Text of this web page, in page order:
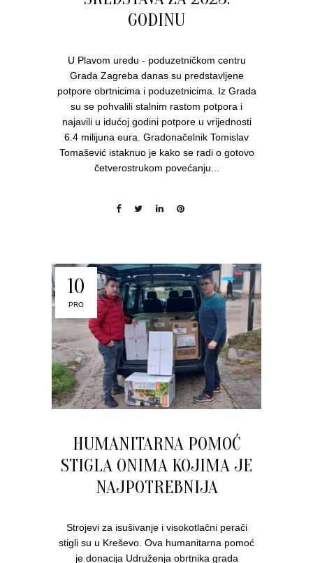
GODINU
U Plavom uredu - poduzetničkom centru
Grada Zagreba danas su predstavljene
potpore obrtnicima i poduzetnicima. Iz Grada
su se pohvalili stalnim rastom potpora i
najavili u idućoj godini potpore u vrijednosti
6.4 milijuna eura. Gradonačelnik Tomislav
Tomašević istaknuo je kako se radi o gotovo
četverostrukom povećanju...
10
PRO
HUMANITARNA POMOĆ
STIGLA ONIMA KOJIMA JE
NAJPOTREBNIJA
Strojevi za isušivanje i visokotlačni perači
stigli su u Kreševo. Ova humanitarna pomoć
je donacija Udruženja obrtnika grada